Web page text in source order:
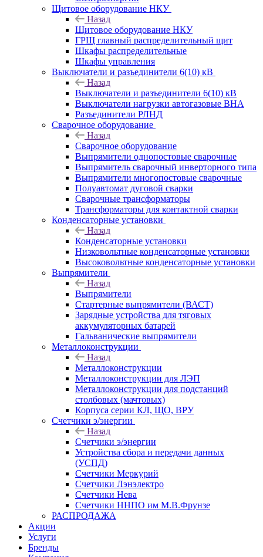
Щитовое оборудование НКУ
Назад
Щитовое оборудование НКУ
ГРЩ главный распределительный щит
Шкафы распределительные
Шкафы управления
Выключатели и разъединители 6(10) кВ
Назад
Выключатели и разъединители 6(10) кВ
Выключатели нагрузки автогазовые ВНА
Разъединители РЛНД
Сварочное оборудование
Назад
Сварочное оборудование
Выпрямители однопостовые сварочные
Выпрямитель сварочный инверторного типа
Выпрямители многопостовые сварочные
Полуавтомат дуговой сварки
Сварочные трансформаторы
Трансформаторы для контактной сварки
Конденсаторные установки
Назад
Конденсаторные установки
Низковольтные конденсаторные установки
Высоковольтные конденсаторные установки
Выпрямители
Назад
Выпрямители
Стартерные выпрямители (ВАСТ)
Зарядные устройства для тяговых
аккумуляторных батарей
Гальванические выпрямители
Металлоконструкции
Назад
Металлоконструкции
Металлоконструкции для ЛЭП
Металлоконструкции для подстанций
столбовых (мачтовых)
Корпуса серии КЛ, ЩО, ВРУ
Счетчики э/энергии
Назад
Счетчики э/энергии
Устройства сбора и передачи данных
(УСПД)
Счетчики Меркурий
Счетчики Лэнэлектро
Счетчики Нева
Счетчики ННПО им М.В.Фрунзе
РАСПРОДАЖА
Акции
Услуги
Бренды